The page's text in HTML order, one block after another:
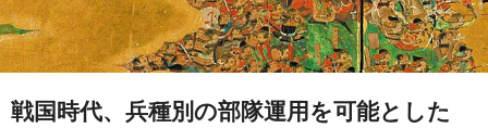
戦国時代、兵種別の部隊運用を可能とした